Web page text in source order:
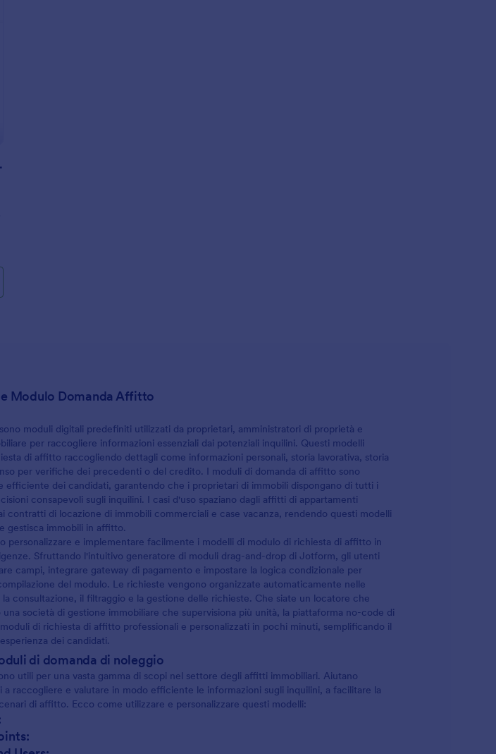
Modulo Domanda Affitto
moduli digitali predefiniti utilizzati da proprietari, amministratori di proprietà e
per raccogliere informazioni essenziali dai potenziali inquilini. Questi modelli
di affitto raccogliendo dettagli come informazioni personali, storia lavorativa, storia
per verifiche dei precedenti o del credito. I moduli di domanda di affitto sono
efficiente dei candidati, garantendo che i proprietari di immobili dispongano di tutti i
consapevoli sugli inquilini. I casi d'uso spaziano dagli affitti di appartamenti
contratti di locazione di immobili commerciali e case vacanza, rendendo questi modelli
gestisca immobili in affitto.
personalizzare e implementare facilmente i modelli di modulo di richiesta di affitto in
Sfruttando l'intuitivo generatore di moduli drag-and-drop di Jotform, gli utenti
campi, integrare gateway di pagamento e impostare la logica condizionale per
del modulo. Le richieste vengono organizzate automaticamente nelle
consultazione, il filtraggio e la gestione delle richieste. Che siate un locatore che
società di gestione immobiliare che supervisiona più unità, la piattaforma no-code di
di richiesta di affitto professionali e personalizzati in pochi minuti, semplificando il
dei candidati.
di domanda di noleggio
utili per una vasta gamma di scopi nel settore degli affitti immobiliari. Aiutano
a raccogliere e valutare in modo efficiente le informazioni sugli inquilini, a facilitare la
di affitto. Ecco come utilizzare e personalizzare questi modelli: